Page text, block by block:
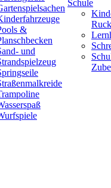
&
und
Schule